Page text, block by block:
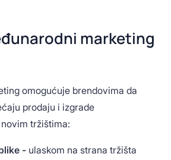
marketing
omogućuje brendovima da
prodaju i izgrade
tržištima:
- ulaskom na strana tržišta